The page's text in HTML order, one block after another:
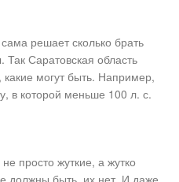
решает сколько брать
Саратовская область
могут быть. Например,
в которой меньше 100 л. с.
просто жуткие, а жутко
должны быть, их нет. И даже